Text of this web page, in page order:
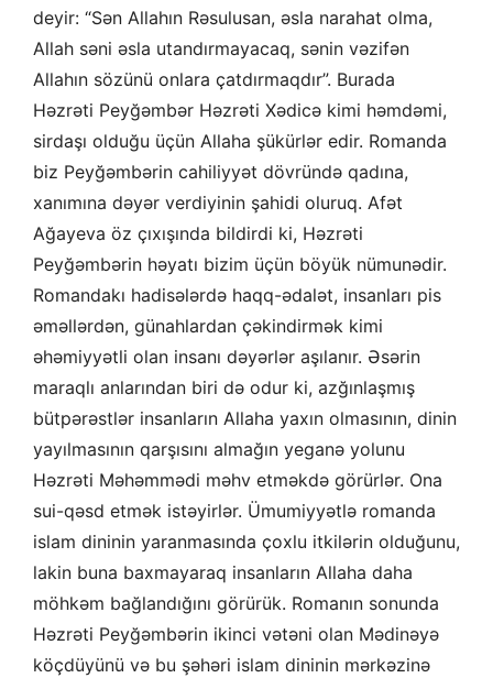
deyir: “Sən Allahın Rəsulusan, əsla narahat olma,
Allah səni əsla utandırmayacaq, sənin vəzifən
Allahın sözünü onlara çatdırmaqdır”. Burada
Həzrəti Peyğəmbər Həzrəti Xədicə kimi həmdəmi,
sirdaşı olduğu üçün Allaha şükürlər edir. Romanda
biz Peyğəmbərin cahiliyyət dövründə qadına,
xanımına dəyər verdiyinin şahidi oluruq. Afət
Ağayeva öz çıxışında bildirdi ki, Həzrəti
Peyğəmbərin həyatı bizim üçün böyük nümunədir.
Romandakı hadisələrdə haqq-ədalət, insanları pis
əməllərdən, günahlardan çəkindirmək kimi
əhəmiyyətli olan insanı dəyərlər aşılanır. Əsərin
maraqlı anlarından biri də odur ki, azğınlaşmış
bütpərəstlər insanların Allaha yaxın olmasının, dinin
yayılmasının qarşısını almağın yeganə yolunu
Həzrəti Məhəmmədi məhv etməkdə görürlər. Ona
sui-qəsd etmək istəyirlər. Ümumiyyətlə romanda
islam dininin yaranmasında çoxlu itkilərin olduğunu,
lakin buna baxmayaraq insanların Allaha daha
möhkəm bağlandığını görürük. Romanın sonunda
Həzrəti Peyğəmbərin ikinci vətəni olan Mədinəyə
köçdüyünü və bu şəhəri islam dininin mərkəzinə